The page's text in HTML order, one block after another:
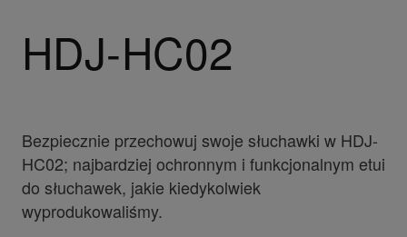
HDJ-HC02
Bezpiecznie przechowuj swoje słuchawki w HDJ-
HC02; najbardziej ochronnym i funkcjonalnym etui
do słuchawek, jakie kiedykolwiek
wyprodukowaliśmy.